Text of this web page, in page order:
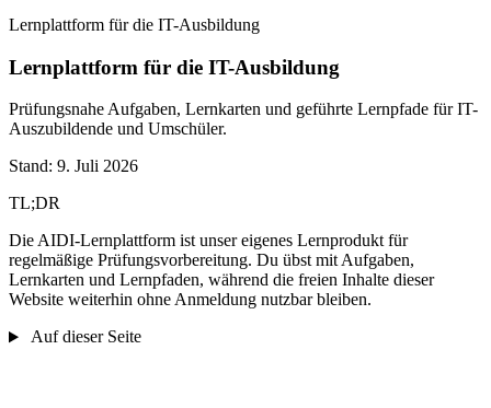
Lernplattform für die IT-Ausbildung
Lernplattform für die IT-Ausbildung
Prüfungsnahe Aufgaben, Lernkarten und geführte Lernpfade für IT-
Auszubildende und Umschüler.
Stand: 9. Juli 2026
TL;DR
Die AIDI-Lernplattform ist unser eigenes Lernprodukt für
regelmäßige Prüfungsvorbereitung. Du übst mit Aufgaben,
Lernkarten und Lernpfaden, während die freien Inhalte dieser
Website weiterhin ohne Anmeldung nutzbar bleiben.
Auf dieser Seite